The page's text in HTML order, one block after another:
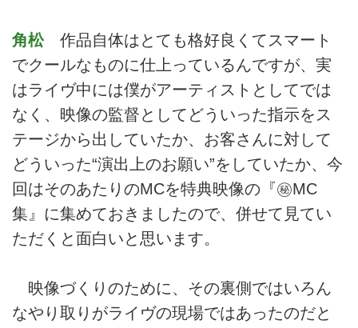
角松作品自体はとても格好良くてスマート
でクールなものに仕上っているんですが、実
はライヴ中には僕がアーティストとしてでは
なく、映像の監督としてどういった指示をス
テージから出していたか、お客さんに対して
どういった“演出上のお願い”をしていたか、今
回はそのあたりのMCを特典映像の『㊙MC
集』に集めておきましたので、併せて見てい
ただくと面白いと思います。
映像づくりのために、その裏側ではいろん
なやり取りがライヴの現場ではあったのだと